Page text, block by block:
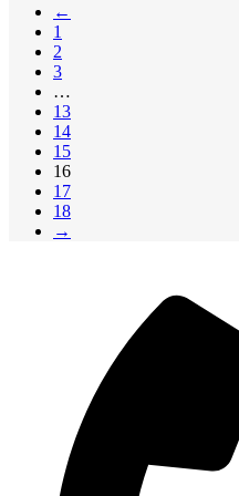
←
1
2
3
…
13
14
15
16
17
18
→